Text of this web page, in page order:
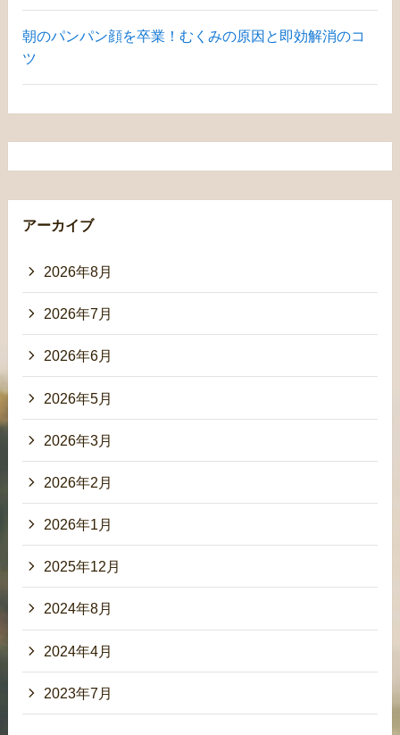
朝のパンパン顔を卒業！むくみの原因と即効解消のコ
ツ
アーカイブ
2026年8月
2026年7月
2026年6月
2026年5月
2026年3月
2026年2月
2026年1月
2025年12月
2024年8月
2024年4月
2023年7月